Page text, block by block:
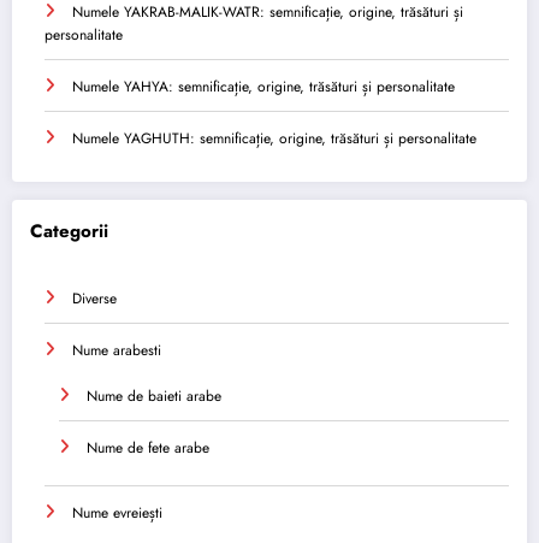
Numele YAKRAB-MALIK-WATR: semnificație, origine, trăsături și
personalitate
Numele YAHYA: semnificație, origine, trăsături și personalitate
Numele YAGHUTH: semnificație, origine, trăsături și personalitate
Categorii
Diverse
Nume arabesti
Nume de baieti arabe
Nume de fete arabe
Nume evreiești